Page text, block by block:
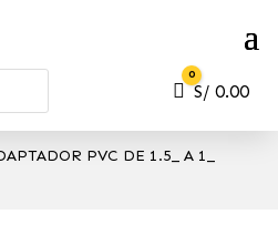
Carro
0
S/0.00
PVC DE 1.5_ A 1_